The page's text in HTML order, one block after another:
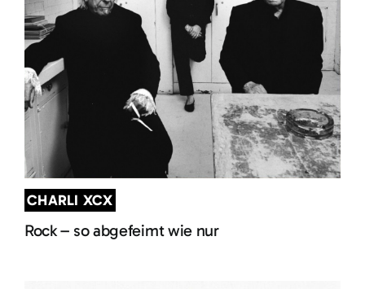
CHARLI XCX
Rock – so abgefeimt wie nur